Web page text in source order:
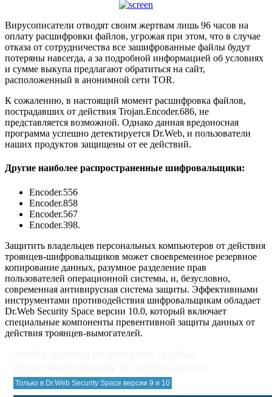
Вирусописатели отводят своим жертвам лишь 96 часов на
оплату расшифровки файлов, угрожая при этом, что в случае
отказа от сотрудничества все зашифрованные файлы будут
потеряны навсегда, а за подробной информацией об условиях
и сумме выкупа предлагают обратиться на сайт,
расположенный в анонимной сети TOR.
К сожалению, в настоящий момент расшифровка файлов,
пострадавших от действия Trojan.Encoder.686, не
представляется возможной. Однако данная вредоносная
программа успешно детектируется Dr.Web, и пользователи
наших продуктов защищены от ее действий.
Другие наиболее распространенные шифровальщики:
Encoder.556
Encoder.858
Encoder.567
Encoder.398.
Защитить владельцев персональных компьютеров от действия
троянцев-шифровальщиков может своевременное резервное
копирование данных, разумное разделение прав
пользователей операционной системы, и, безусловно,
современная антивирусная система защиты. Эффективными
инструментами противодействия шифровальщикам обладает
Dr.Web Security Space версии 10.0, который включает
специальные компоненты превентивной защиты данных от
действия троянцев-вымогателей.
Только в Dr.Web Security Space версии 9 и 10